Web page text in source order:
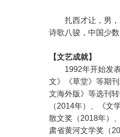
扎西才让，男
诗歌八骏，中国少
【文艺成就】
1992年开始发
文》《草堂》等期
文海外版》等选刊
（2014年）、《文
散文奖（2018年）
肃省黄河文学奖（